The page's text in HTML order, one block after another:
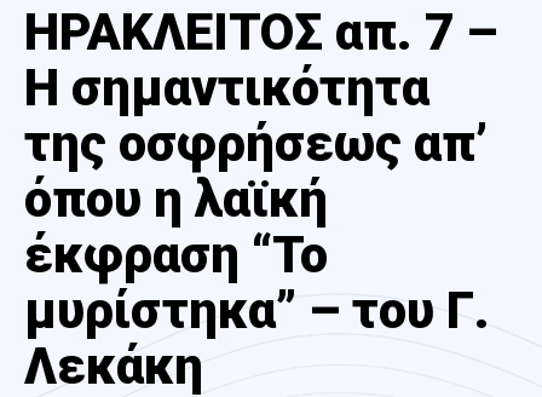
ΗΡΑΚΛΕΙΤΟΣ απ. 7 –
Η σημαντικότητα
της οσφρήσεως απ’
όπου η λαϊκή
έκφραση “Το
μυρίστηκα” – του Γ.
Λεκάκη